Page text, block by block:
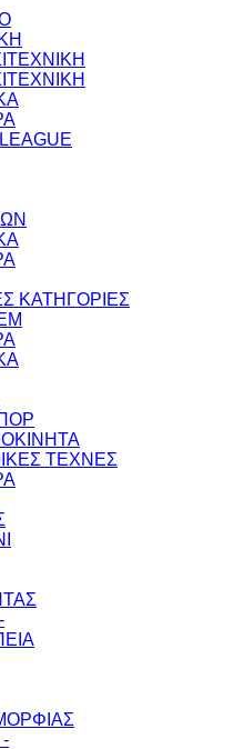
ΚΑΤΗΓΟΡΙΕΣ
ΤΕΧΝΕΣ